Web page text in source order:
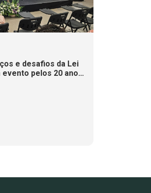
e desafios da Lei
evento pelos 20 anos